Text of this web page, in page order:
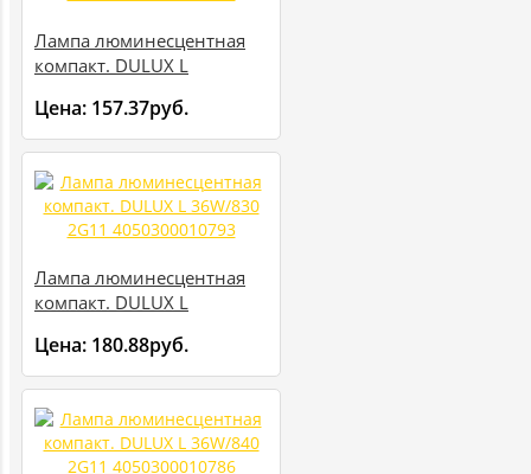
Лампа люминесцентная
компакт. DULUX L
4050300010724
Цена: 157.37руб.
Лампа люминесцентная
компакт. DULUX L
4050300010793
Цена: 180.88руб.